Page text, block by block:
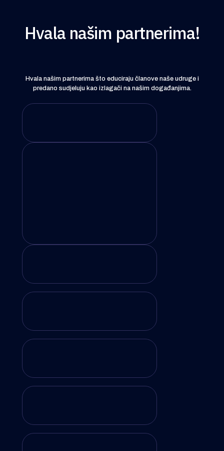
Hvala našim partnerima!
Hvala našim partnerima što educiraju članove naše udruge i
predano sudjeluju kao izlagači na našim događanjima.